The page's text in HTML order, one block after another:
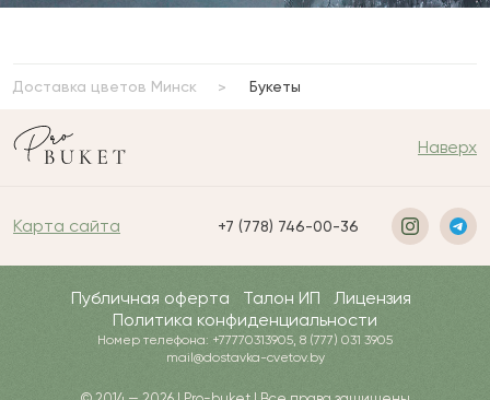
Доставка цветов Минск Букеты
Наверх
Карта сайта +7 (778) 746-00-36
Публичная оферта Талон ИП
Лицензия
Политика конфиденциальности
Номер телефона: +77770313905, 8 (777) 031 3905
mail@dostavka-cvetov.by